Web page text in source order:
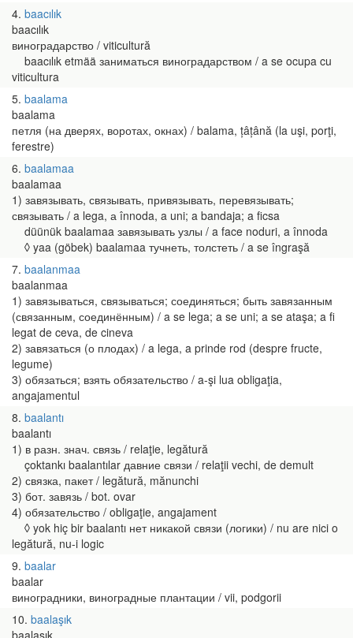
4 baacılık
baacılık
виноградарство / viticultură
baacılık etmää заниматься виноградарством / a se ocupa cu
viticultura
5 baalama
baalama
петля (на дверях, воротах, окнах) / balama, țâțână (la uşi, porţi,
ferestre)
6 baalamaa
baalamaa
1) завязывать, связывать, привязывать, перевязывать;
связывать / a lega, а înnoda, a uni; a bandaja; a ficsa
düünük baalamaa завязывать узлы / a face noduri, a înnoda
◊ yaa (göbek) baalamaa тучнеть, толстеть / a se îngraşă
7 baalanmaa
baalanmaa
1) завязываться, связываться; соединяться; быть завязанным
(связанным, соединённым) / a se lega; a se uni; a se ataşa; a fi
legat de ceva, de cineva
2) завязаться (о плодах) / a lega, a prinde rod (despre fructe,
legume)
3) обязаться; взять обязательство / a-şi lua obligaţia,
angajamentul
8 baalantı
baalantı
1) в разн. знач. связь / relaţie, legătură
çoktankı baalantılar давние связи / relaţii vechi, de demult
2) связка, пакет / legătură, mănunchi
3) бот. завязь / bot. ovar
4) обязательство / obligaţie, angajament
◊ yok hiç bir baalantı нет никакой связи (логики) / nu are nici o
legătură, nu-i logic
9 baalar
baalar
виноградники, виноградные плантации / vii, podgorii
10 baalaşık
baalaşık